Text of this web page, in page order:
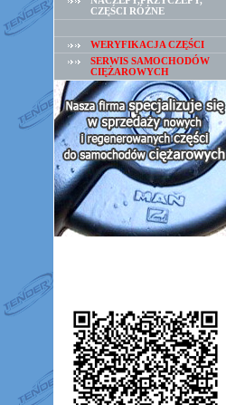
CZĘŚCI RÓŻNE
WERYFIKACJA CZĘŚCI
SERWIS SAMOCHODÓW
CIĘŻAROWYCH